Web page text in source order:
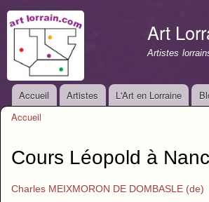
Art
Artistes
Menu principal
Accueil Artistes L'Art en Lorraine
Accueil
Cours Léopold à
Charles MEIXMORON DE DOMBASLE (de)